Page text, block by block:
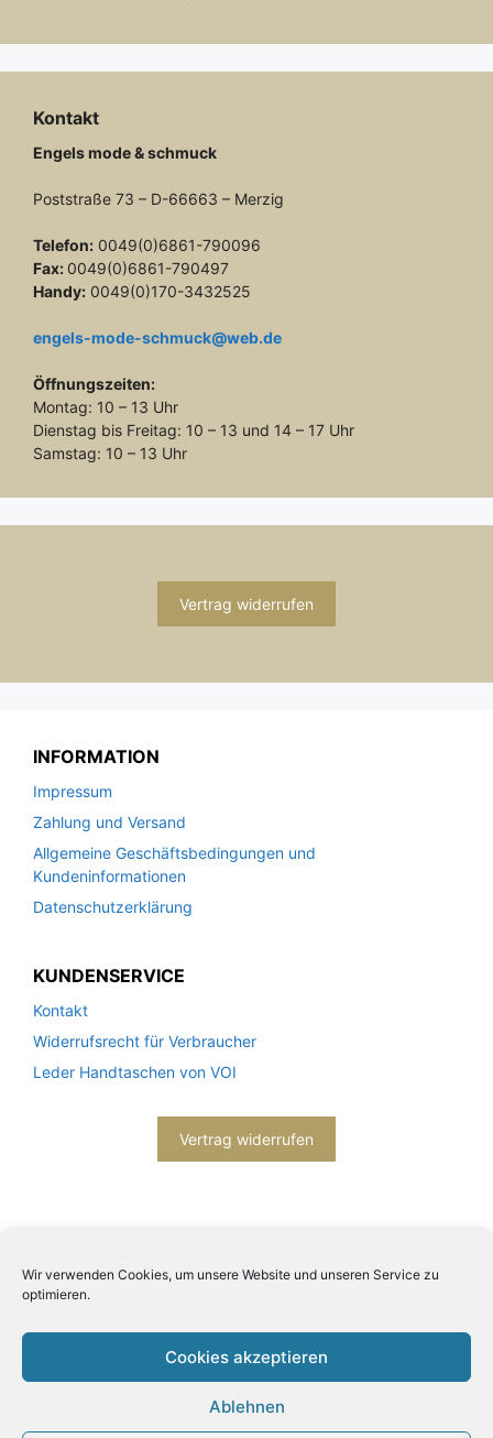
Wir verwenden Cookies, um unsere Website und unseren Service zu
optimieren.
Cookies akzeptieren
Ablehnen
Kontakt
Engels mode & schmuck
Poststraße 73 – D-66663 – Merzig
Telefon: 0049(0)6861-790096
Fax: 0049(0)6861-790497
Handy: 0049(0)170-3432525
engels-mode-schmuck@web.de
Öffnungszeiten:
Montag: 10 – 13 Uhr
Dienstag bis Freitag: 10 – 13 und 14 – 17 Uhr
Samstag: 10 – 13 Uhr
Vertrag widerrufen
INFORMATION
Impressum
Zahlung und Versand
Allgemeine Geschäftsbedingungen und
Kundeninformationen
Datenschutzerklärung
KUNDENSERVICE
Kontakt
Widerrufsrecht für Verbraucher
Leder Handtaschen von VOI
Vertrag widerrufen
2026© Engels mode schmuck -Datenschutzerklärung
Impressum- Bitte beachten Sie unsere